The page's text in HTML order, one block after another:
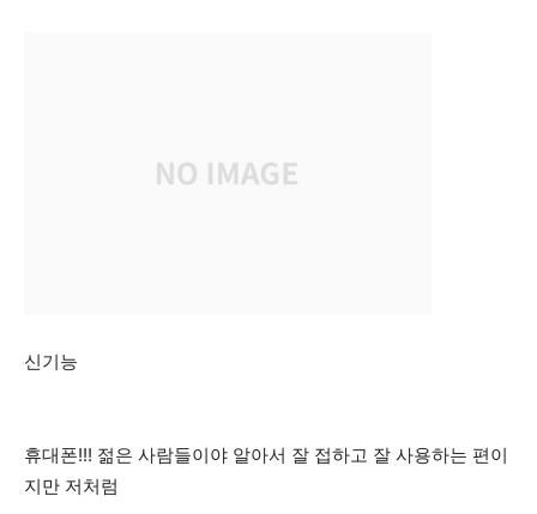
신기능
휴대폰!!! 젊은 사람들이야 알아서 잘 접하고 잘 사용하는 편이
지만 저처럼